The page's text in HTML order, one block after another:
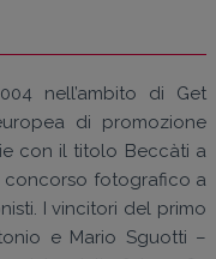
nell’ambito di Get
di promozione
con il titolo Beccàti a
concorso fotografico a
I vincitori del primo
e Mario Sguotti –